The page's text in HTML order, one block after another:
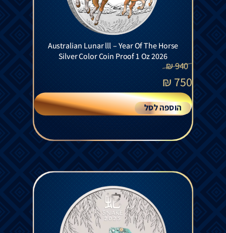
Australian Lunar lll – Year Of The Horse
Silver Color Coin Proof 1 Oz 2026
940
₪
750
₪
הוספה לסל